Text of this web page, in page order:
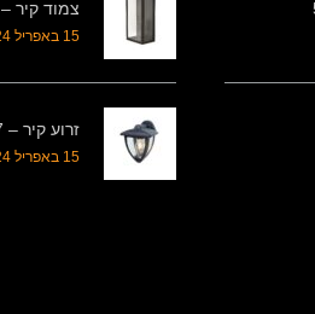
צמוד קיר – 522724
15 באפריל 2024
זרוע קיר – 526207
15 באפריל 2024